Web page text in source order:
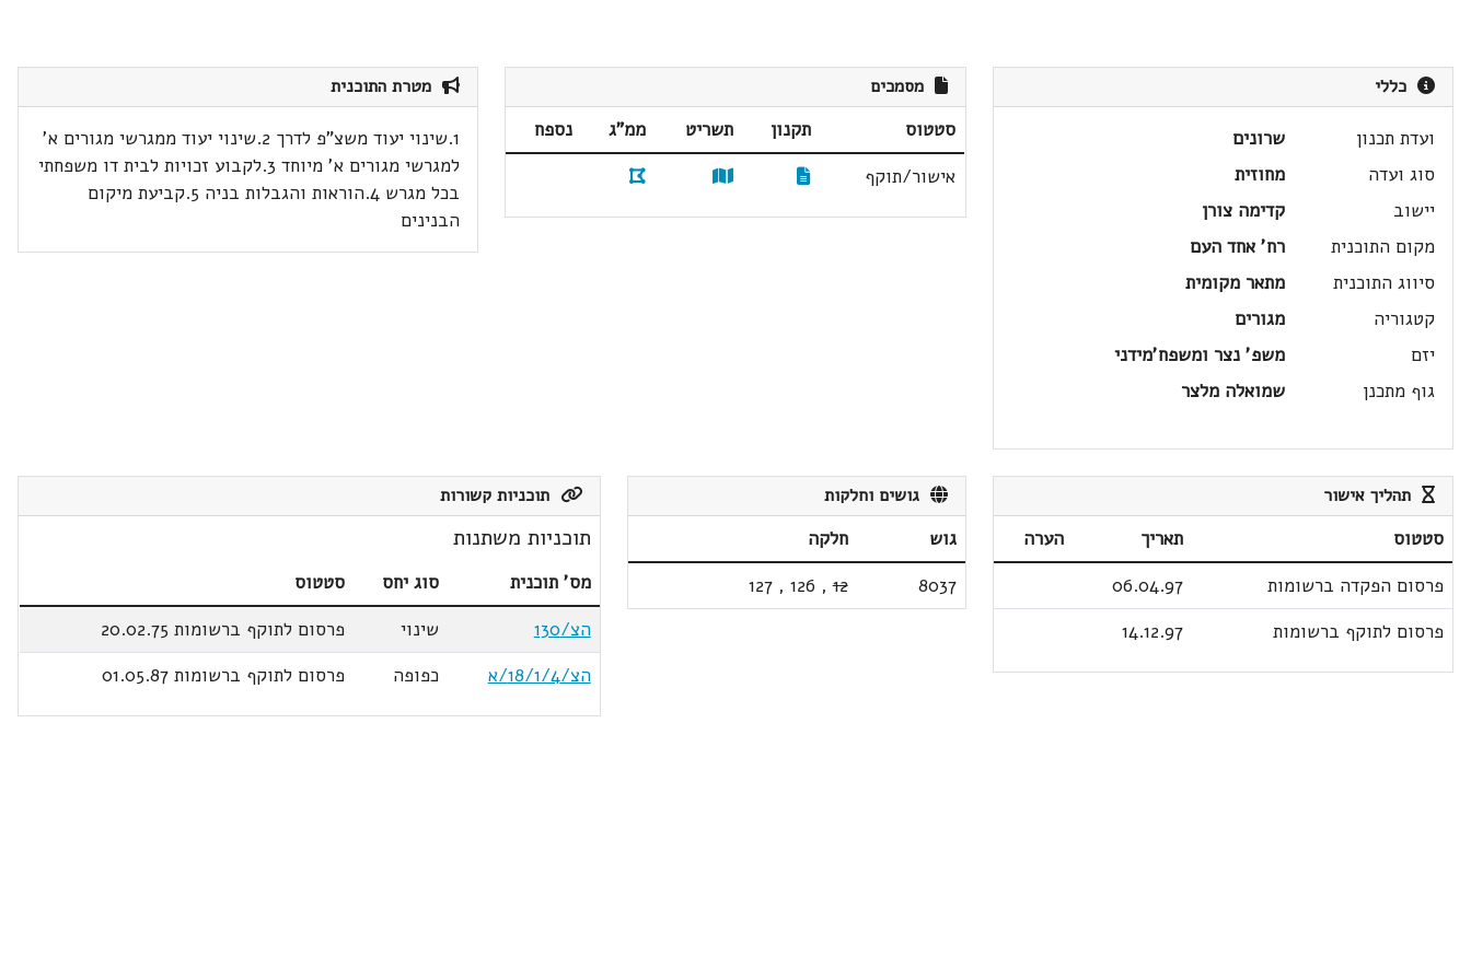
כללי
ועדת תכנון
שרונים
סוג ועדה
מחוזית
יישוב
קדימה צורן
מקום התוכנית
רח' אחד העם
סיווג התוכנית
מתאר מקומית
קטגוריה
מגורים
יזם
משפ' נצר ומשפח'מידני
גוף מתכנן
שמואלה מלצר
מסמכים
סטטוס תקנון תשריט ממ"ג
נספח
אישור/תוקף
מטרת התוכנית
1.שינוי יעוד משצ"פ לדרך 2.שינוי יעוד ממגרשי מגורים א'
למגרשי מגורים א' מיוחד 3.לקבוע זכויות לבית דו משפחתי
בכל מגרש 4.הוראות והגבלות בניה 5.קביעת מיקום
הבנינים
תהליך אישור
סטטוס תאריך
הערה
פרסום הפקדה ברשומות
06.04.97
פרסום לתוקף ברשומות
14.12.97
גושים וחלקות
גוש
חלקה
8037
12
,
126
,
127
תוכניות קשורות
תוכניות משתנות
מס' תוכנית סוג יחס
סטטוס
הצ/130
שינוי
פרסום לתוקף ברשומות 20.02.75
הצ/18/1/4/א
כפופה פרסום לתוקף ברשומות 01.05.87